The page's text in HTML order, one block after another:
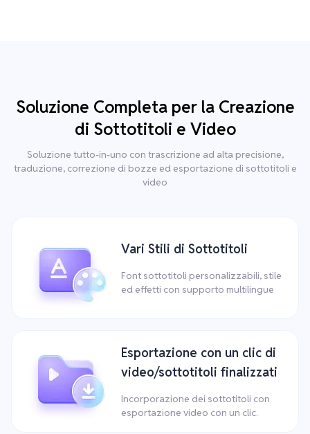
Soluzione Completa per la Creazione
di Sottotitoli e Video
Soluzione tutto-in-uno con trascrizione ad alta precisione,
traduzione, correzione di bozze ed esportazione di sottotitoli e
video
Vari Stili di Sottotitoli
Font sottotitoli personalizzabili, stile
ed effetti con supporto multilingue
Esportazione con un clic di
video/sottotitoli finalizzati
Incorporazione dei sottotitoli con
esportazione video con un clic.